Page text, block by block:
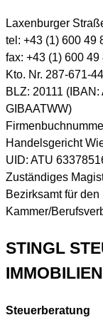
Laxenburger
tel: +43 (1) 600 49
fax: +43 (1) 600 49
Kto. Nr. 287-671-
BLZ: 20111
GIBAATWW)
Handelsgericht
UID: ATU
Zuständiges
Bezirksamt für
Kammer/
STINGL
Steuerberatung